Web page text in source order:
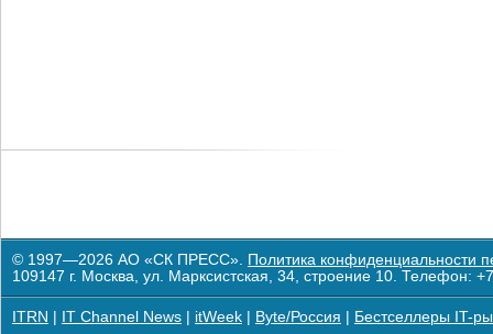
© 1997—2026 АО «СК ПРЕСС». Политика конфиденциальности
109147 г. Москва, ул. Марксистская, 34, строение 10. Телефон:
ITRN IT Channel News itWeek Byte/Россия Бестселлеры IT-